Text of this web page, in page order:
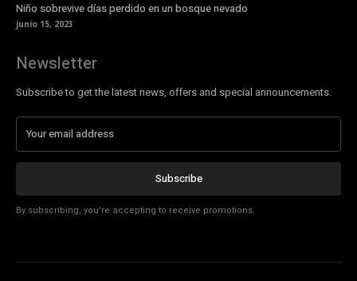
Niño sobrevive días perdido en un bosque nevado
junio 15, 2023
Newsletter
Subscribe to get the latest news, offers and special announcements.
Subscribe
By subscribing, you're accepting to receive promotions.